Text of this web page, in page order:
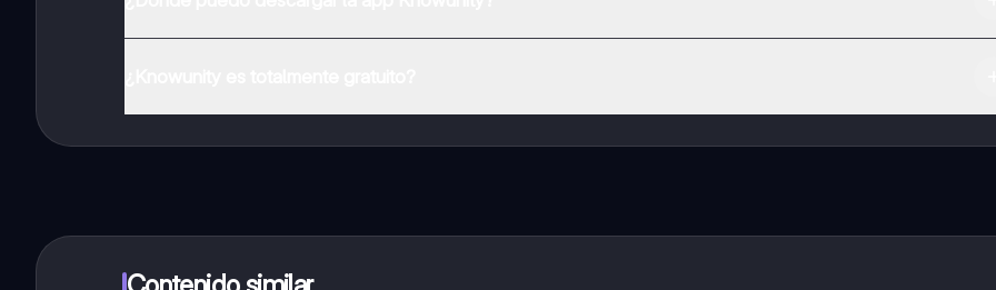
inmeditamente. Puedes ganar dinero utilizando la aplicación, que te permitirá acceder a determinadas funciones.